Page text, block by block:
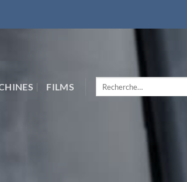
FILMS
Recherche